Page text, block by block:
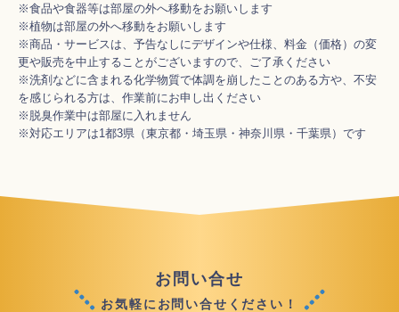
※食品や食器等は部屋の外へ移動をお願いします
※植物は部屋の外へ移動をお願いします
※商品・サービスは、予告なしにデザインや仕様、料金（価格）の変
更や販売を中止することがございますので、ご了承ください
※洗剤などに含まれる化学物質で体調を崩したことのある方や、不安
を感じられる方は、作業前にお申し出ください
※脱臭作業中は部屋に入れません
※対応エリアは1都3県（東京都・埼玉県・神奈川県・千葉県）です
お問い合せ
お気軽にお問い合せください！